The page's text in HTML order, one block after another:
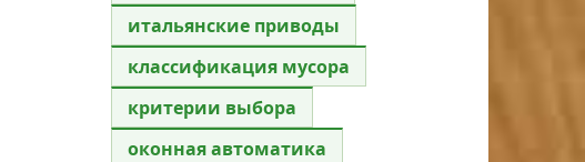
итальянские приводы
классификация мусора
критерии выбора
оконная автоматика